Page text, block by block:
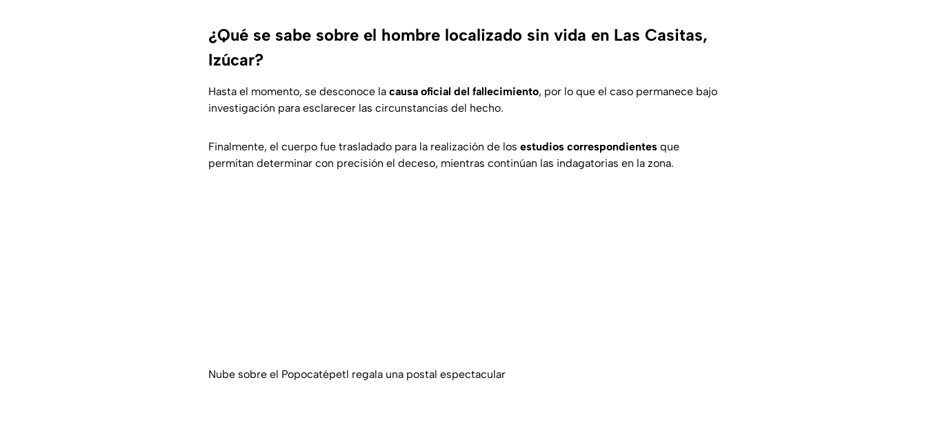
¿Qué se sabe sobre el hombre localizado sin vida en Las Casitas,
Izúcar?
Hasta el momento, se desconoce la causa oficial del fallecimiento, por lo que el caso permanece bajo
investigación para esclarecer las circunstancias del hecho.
Finalmente, el cuerpo fue trasladado para la realización de los estudios correspondientes que
permitan determinar con precisión el deceso, mientras continúan las indagatorias en la zona.
Nube sobre el Popocatépetl regala una postal espectacular